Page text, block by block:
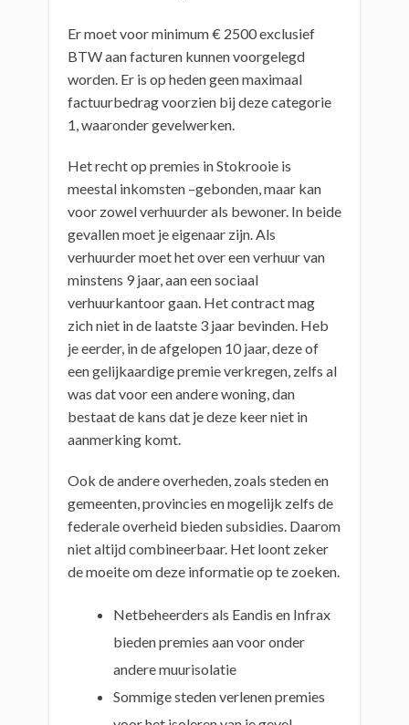
Er moet voor minimum € 2500 exclusief
BTW aan facturen kunnen voorgelegd
worden. Er is op heden geen maximaal
factuurbedrag voorzien bij deze categorie
1, waaronder gevelwerken.
Het recht op premies in Stokrooie is
meestal inkomsten –gebonden, maar kan
voor zowel verhuurder als bewoner. In beide
gevallen moet je eigenaar zijn. Als
verhuurder moet het over een verhuur van
minstens 9 jaar, aan een sociaal
verhuurkantoor gaan. Het contract mag
zich niet in de laatste 3 jaar bevinden. Heb
je eerder, in de afgelopen 10 jaar, deze of
een gelijkaardige premie verkregen, zelfs al
was dat voor een andere woning, dan
bestaat de kans dat je deze keer niet in
aanmerking komt.
Ook de andere overheden, zoals steden en
gemeenten, provincies en mogelijk zelfs de
federale overheid bieden subsidies. Daarom
niet altijd combineerbaar. Het loont zeker
de moeite om deze informatie op te zoeken.
Netbeheerders als Eandis en Infrax
bieden premies aan voor onder
andere muurisolatie
Sommige steden verlenen premies